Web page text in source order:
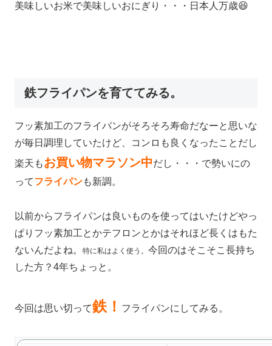
美味しいお米で美味しいおにぎり・・・日本人万歳😆
鉄フライパンを育ててみる。
フッ素加工のフライパンがそろそろ寿命だなーと思いな
が毎日調理していたけど、コンロも良くなったことだし
楽天もお買い物マラソン中だし・・・で勢いにの
ってフライパンも新調。
以前からフライパンは良いものを使ってはいたけどやっ
ぱりフッ素加工とかテフロンとかはそれほど長くはもた
ないんだよね。
特に私はよく使う。 今回のはそこそこ長持ち
した方？4年ちょっと。
今回は思い切って鉄！ フライパンにしてみる。